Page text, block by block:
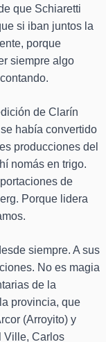
que Schiaretti
si iban juntos la
porque
siempre algo
de Clarín
había convertido
producciones del
nomás en trigo.
de
Porque lidera
siempre. A sus
No es magia
de la
provincia, que
(Arroyito) y
Ville, Carlos